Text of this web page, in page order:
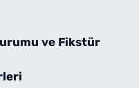
ve Fikstür